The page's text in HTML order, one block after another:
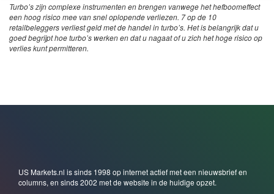
Turbo’s zijn complexe instrumenten en brengen vanwege het hefboomeffect
een hoog risico mee van snel oplopende verliezen. 7 op de 10
retailbeleggers verliest geld met de handel in turbo’s. Het is belangrijk dat u
goed begrijpt hoe turbo’s werken en dat u nagaat of u zich het hoge risico op
verlies kunt permitteren.
US Markets.nl is sinds 1998 op internet actief met een nieuwsbrief en
columns, en sinds 2002 met de website in de huidige opzet.